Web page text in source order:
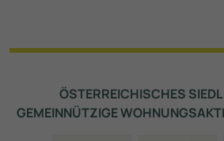
ÖSTERREICHISCHES
GEMEINNÜTZIGE